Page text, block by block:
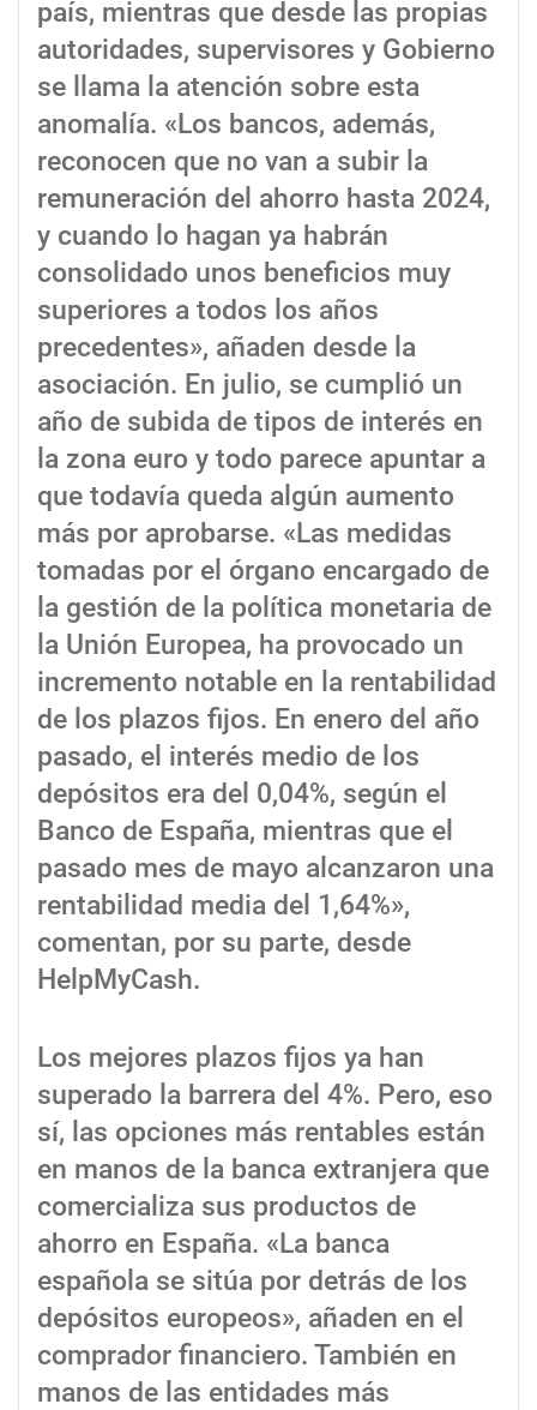
país, mientras que desde las propias
autoridades, supervisores y Gobierno
se llama la atención sobre esta
anomalía. «Los bancos, además,
reconocen que no van a subir la
remuneración del ahorro hasta 2024,
y cuando lo hagan ya habrán
consolidado unos beneficios muy
superiores a todos los años
precedentes», añaden desde la
asociación. En julio, se cumplió un
año de subida de tipos de interés en
la zona euro y todo parece apuntar a
que todavía queda algún aumento
más por aprobarse. «Las medidas
tomadas por el órgano encargado de
la gestión de la política monetaria de
la Unión Europea, ha provocado un
incremento notable en la rentabilidad
de los plazos fijos. En enero del año
pasado, el interés medio de los
depósitos era del 0,04%, según el
Banco de España, mientras que el
pasado mes de mayo alcanzaron una
rentabilidad media del 1,64%»,
comentan, por su parte, desde
HelpMyCash.
Los mejores plazos fijos ya han
superado la barrera del 4%. Pero, eso
sí, las opciones más rentables están
en manos de la banca extranjera que
comercializa sus productos de
ahorro en España. «La banca
española se sitúa por detrás de los
depósitos europeos», añaden en el
comprador financiero. También en
manos de las entidades más